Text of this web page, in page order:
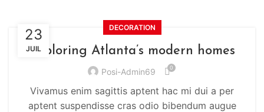
23
JUIL
DECORATION
Exploring Atlanta’s modern homes
Posi-Admin69 0
Vivamus enim sagittis aptent hac mi dui a per
aptent suspendisse cras odio bibendum augue